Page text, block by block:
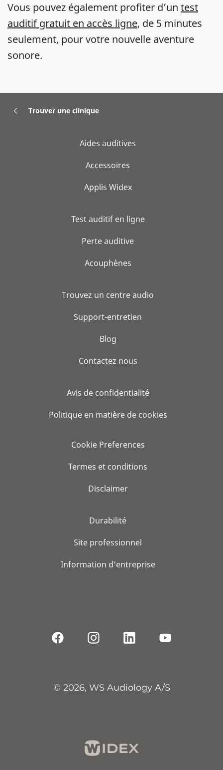
Vous pouvez également profiter d’un test
auditif gratuit en accès ligne, de 5 minutes
seulement, pour votre nouvelle aventure
sonore.
Trouver une clinique
Aides auditives
Accessoires
Applis Widex
Test auditif en ligne
Perte auditive
Acouphènes
Trouvez un centre audio
Support-entretien
Blog
Contactez nous
Avis de confidentialité
Politique en matière de cookies
Cookie Preferences
Termes et conditions
Disclaimer
Durabilité
Site professionnel
Information d'entreprise
© 2026, WS Audiology A/S